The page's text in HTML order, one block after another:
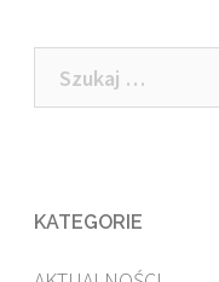
Szukaj:
KATEGORIE